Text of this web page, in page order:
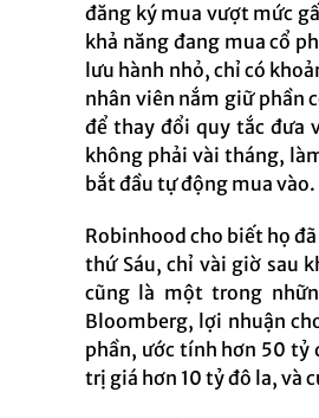
đăng ký mua vượt mức
khả năng đang mua cổ
lưu hành nhỏ, chỉ có
nhân viên nắm giữ phần
để thay đổi quy tắc đưa
không phải vài tháng,
bắt đầu tự động mua vào.
Robinhood cho biết họ
thứ Sáu, chỉ vài giờ sau
cũng là một trong
Bloomberg, lợi nhuận
phần, ước tính hơn 50 tỷ
trị giá hơn 10 tỷ đô la, và